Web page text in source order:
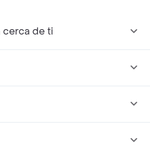
cerca de ti